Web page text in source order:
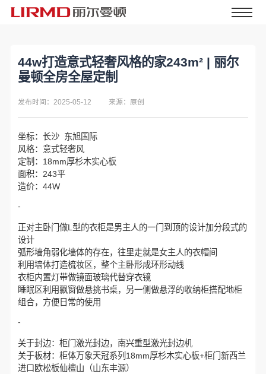
44w打造意式轻奢风格的家243m² | 丽尔
曼顿全房全屋定制
发布时间：2025-05-12 来源：原创
坐标：长沙 东旭国际
风格：意式轻奢风
定制：18mm厚杉木实心板
面积：243平
造价：44W
-
正对主卧门做L型的衣柜是男主人的一门到顶的设计加分段式的
设计
弧形墙角弱化墙体的存在，往里走就是女主人的衣帽间
利用墙体打造梳妆区，整个主卧形成环形动线
衣柜内置灯带做镜面玻璃代替穿衣镜
睡眠区利用飘窗做悬挑书桌，另一侧做悬浮的收纳柜搭配地柜
组合，方便日常的使用
-
关于封边：柜门激光封边，南兴重型激光封边机
关于板材：柜体万象天冠系列18mm厚杉木实心板+柜门新西兰
进口欧松板仙檀山（山东丰源）